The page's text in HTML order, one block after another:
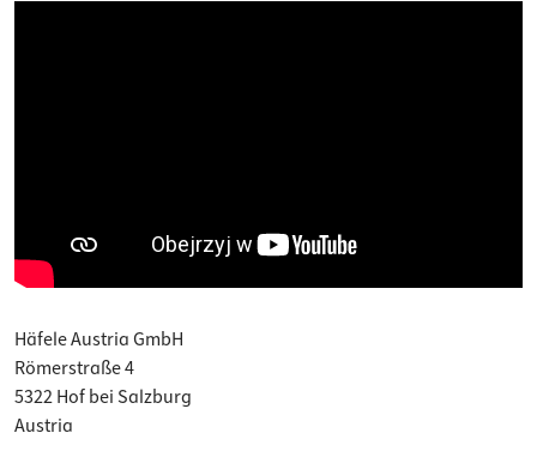
Häfele Austria GmbH
Römerstraße 4
5322 Hof bei Salzburg
Austria